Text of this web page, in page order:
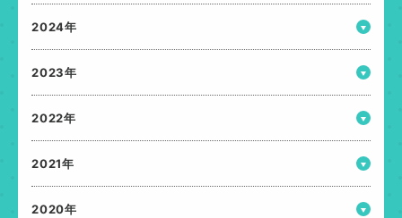
2024年
2023年
2022年
2021年
2020年